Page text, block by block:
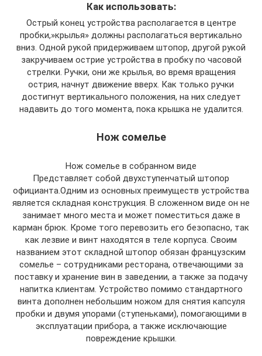
Как использовать:
Острый конец устройства располагается в центре
пробки,»крылья» должны располагаться вертикально
вниз. Одной рукой придерживаем штопор, другой рукой
закручиваем острие устройства в пробку по часовой
стрелки. Ручки, они же крылья, во время вращения
острия, начнут движение вверх. Как только ручки
достигнут вертикального положения, на них следует
надавить до того момента, пока крышка не удалится.
Нож сомелье
Нож сомелье в собранном виде
Представляет собой двухступенчатый штопор
официанта.Одним из основных преимуществ устройства
является складная конструкция. В сложенном виде он не
занимает много места и может поместиться даже в
карман брюк. Кроме того перевозить его безопасно, так
как лезвие и винт находятся в теле корпуса. Своим
названием этот складной штопор обязан французским
сомелье – сотрудниками ресторана, отвечающими за
поставку и хранение вин в заведении, а также за подачу
напитка клиентам. Устройство помимо стандартного
винта дополнен небольшим ножом для снятия капсуля
пробки и двумя упорами (ступеньками), помогающими в
эксплуатации прибора, а также исключающие
повреждение крышки.